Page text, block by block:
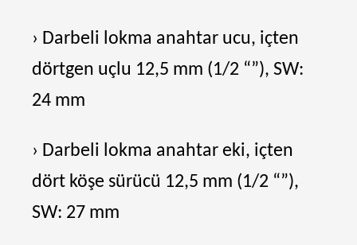
› Darbeli lokma anahtar ucu, içten
dörtgen uçlu 12,5 mm (1/2 “”), SW:
24 mm
› Darbeli lokma anahtar eki, içten
dört köşe sürücü 12,5 mm (1/2 “”),
SW: 27 mm